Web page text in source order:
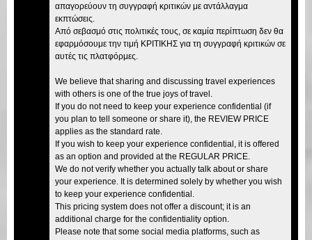
απαγορεύουν τη συγγραφή κριτικών με αντάλλαγμα
εκπτώσεις.
Από σεβασμό στις πολιτικές τους, σε καμία περίπτωση δεν θα
εφαρμόσουμε την τιμή ΚΡΙΤΙΚΗΣ για τη συγγραφή κριτικών σε
αυτές τις πλατφόρμες.
We believe that sharing and discussing travel experiences
with others is one of the true joys of travel.
If you do not need to keep your experience confidential (if
you plan to tell someone or share it), the REVIEW PRICE
applies as the standard rate.
If you wish to keep your experience confidential, it is offered
as an option and provided at the REGULAR PRICE.
We do not verify whether you actually talk about or share
your experience. It is determined solely by whether you wish
to keep your experience confidential.
This pricing system does not offer a discount; it is an
additional charge for the confidentiality option.
Please note that some social media platforms, such as